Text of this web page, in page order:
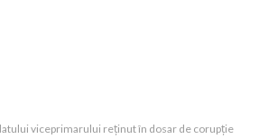
viceprimarului reținut în dosar de corupție